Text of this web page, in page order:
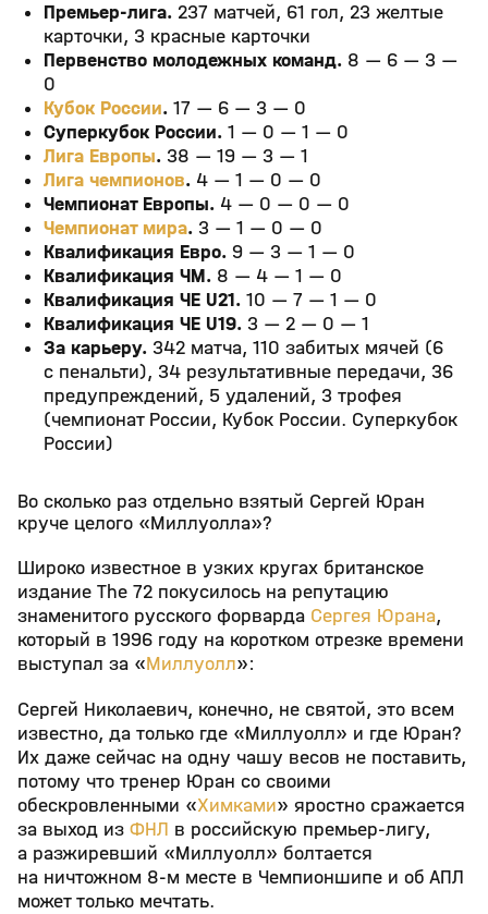
Премьер-лига. 237 матчей, 61 гол, 23 желтые
карточки, 3 красные карточки
Первенство молодежных команд. 8 — 6 — 3 —
0
Кубок России. 17 — 6 — 3 — 0
Суперкубок России. 1 — 0 — 1 — 0
Лига Европы. 38 — 19 — 3 — 1
Лига чемпионов. 4 — 1 — 0 — 0
Чемпионат Европы. 4 — 0 — 0 — 0
Чемпионат мира. 3 — 1 — 0 — 0
Квалификация Евро. 9 — 3 — 1 — 0
Квалификация ЧМ. 8 — 4 — 1 — 0
Квалификация ЧЕ U21. 10 — 7 — 1 — 0
Квалификация ЧЕ U19. 3 — 2 — 0 — 1
За карьеру. 342 матча, 110 забитых мячей (6
с пенальти), 34 результативные передачи, 36
предупреждений, 5 удалений, 3 трофея
(чемпионат России, Кубок России. Суперкубок
России)
Во сколько раз отдельно взятый Сергей Юран
круче целого «Миллуолла»?
Широко известное в узких кругах британское
издание The 72 покусилось на репутацию
знаменитого русского форварда Сергея Юрана,
который в 1996 году на коротком отрезке времени
выступал за «Миллуолл»:
Сергей Николаевич, конечно, не святой, это всем
известно, да только где «Миллуолл» и где Юран?
Их даже сейчас на одну чашу весов не поставить,
потому что тренер Юран со своими
обескровленными «Химками» яростно сражается
за выход из ФНЛ в российскую премьер-лигу,
а разжиревший «Миллуолл» болтается
на ничтожном 8-м месте в Чемпионшипе и об АПЛ
может только мечтать.